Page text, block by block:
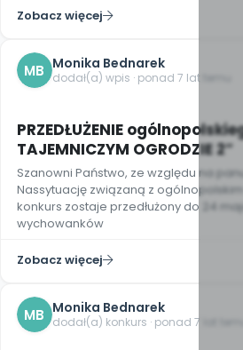
Zobacz więcej
MB Monika Bednarek
dodał(a) wpis · ponad 7 lat temu
PRZEDŁUŻENIE
TAJEMNICZYM OGRODZIE 2”
Szanowni Państwo, ze względu na
Nassytuację związaną z
konkurs zostaje przedłużony do 24
wychowanków
Zobacz więcej
MB Monika Bednarek
dodał(a) konkurs · ponad 7 lat temu